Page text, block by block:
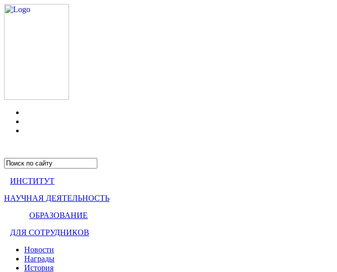
ИНСТИТУТ
НАУЧНАЯ ДЕЯТЕЛЬНОСТЬ
ОБРАЗОВАНИЕ
ДЛЯ СОТРУДНИКОВ
Новости
Награды
История